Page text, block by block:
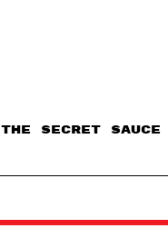
THE SECRET SAUCE​